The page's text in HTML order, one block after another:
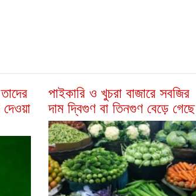
পাইকারি ও খুচরা বাজারে সবজির
দাম দ্বিগুণ বা তিনগুণ বেড়ে গেছে